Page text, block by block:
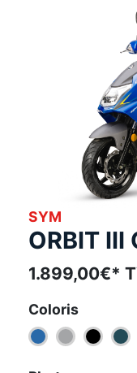
SYM
ORBIT III
1.899,00€*
Coloris